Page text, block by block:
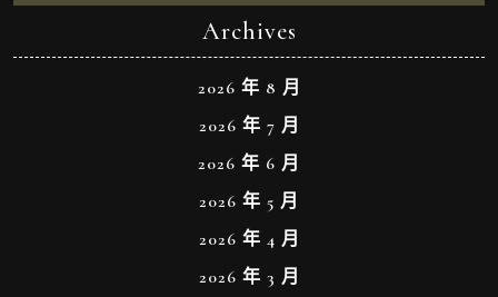
Archives
2026 年 8 月
2026 年 7 月
2026 年 6 月
2026 年 5 月
2026 年 4 月
2026 年 3 月